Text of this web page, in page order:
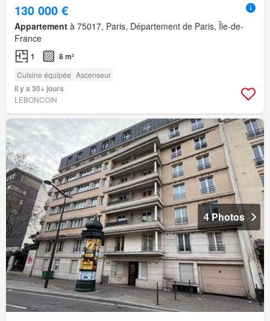
130 000 €
Appartement à 75017, Paris, Département de Paris, Île-de-
France
1 8 m²
Cuisine équipée Ascenseur
Il y a 30+ jours
LEBONCOIN
4 Photos